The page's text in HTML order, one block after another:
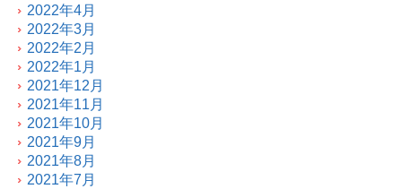
2022年4月
2022年3月
2022年2月
2022年1月
2021年12月
2021年11月
2021年10月
2021年9月
2021年8月
2021年7月